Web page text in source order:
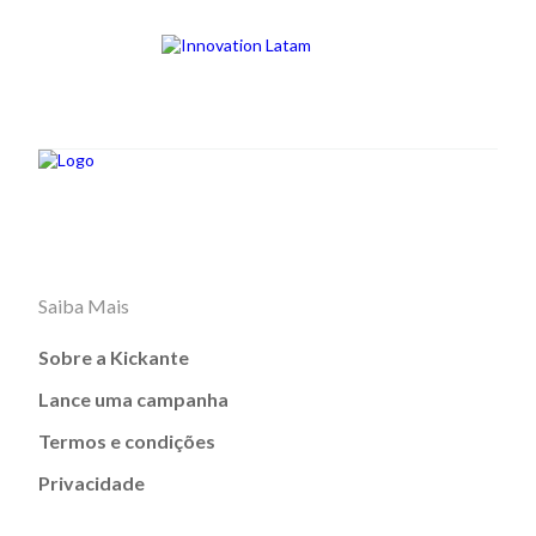
Saiba Mais
Sobre a Kickante
Lance uma campanha
Termos e condições
Privacidade